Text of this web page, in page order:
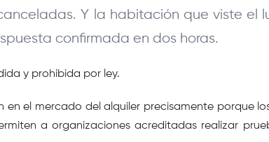
Y la habitación que viste el
confirmada en dos horas.
y prohibida por ley.
el mercado del alquiler precisamente porque
a organizaciones acreditadas realizar